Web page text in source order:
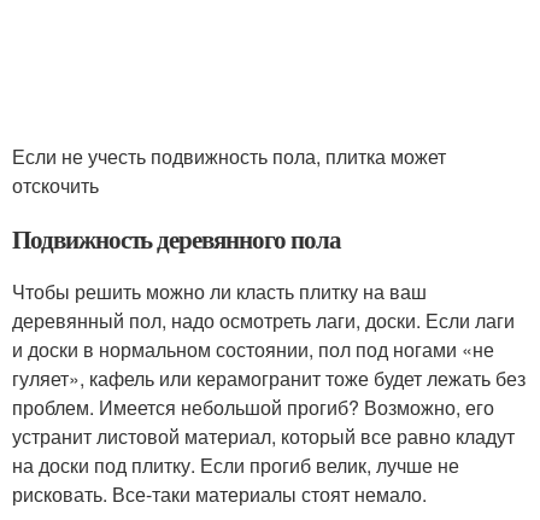
Если не учесть подвижность пола, плитка может
отскочить
Подвижность деревянного пола
Чтобы решить можно ли класть плитку на ваш
деревянный пол, надо осмотреть лаги, доски. Если лаги
и доски в нормальном состоянии, пол под ногами «не
гуляет», кафель или керамогранит тоже будет лежать без
проблем. Имеется небольшой прогиб? Возможно, его
устранит листовой материал, который все равно кладут
на доски под плитку. Если прогиб велик, лучше не
рисковать. Все-таки материалы стоят немало.